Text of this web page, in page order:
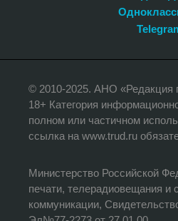
© 2010-2025. АНО «Редакция
18+ Категория
полном или частичном
ссылка на www.trud.ru
Министерство Российской
печати, телерадиовещания и
коммуникации,